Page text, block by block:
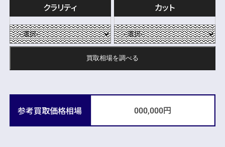
クラリティ カット
買取相場を調べる
参考買取価格相場 000,000円